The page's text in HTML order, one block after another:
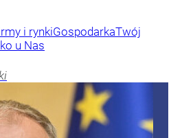
i rynkiGospodarkaTwój
u Nas